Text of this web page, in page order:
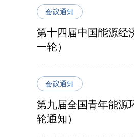
会议通知
第十四届中国能源经
一轮）
会议通知
第九届全国青年能源
轮通知）